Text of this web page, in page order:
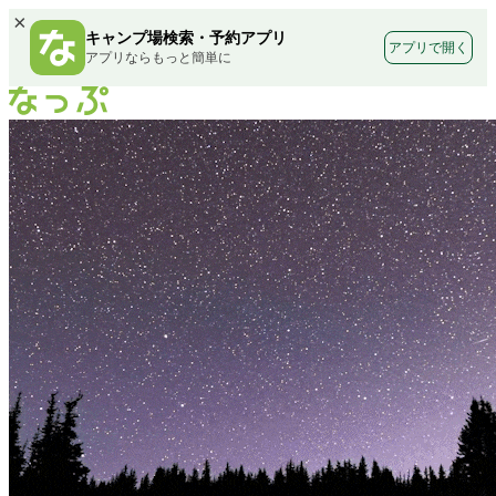
×
キャンプ場検索・予約アプリ
アプリならもっと簡単に
アプリで開く